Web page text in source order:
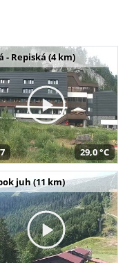
- Repiská (4 km)
29,0 °C
juh (11 km)